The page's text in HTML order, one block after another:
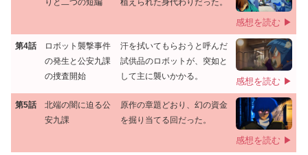
りと二つの短編 植えられた身代わりだった。
感想を読む ▶
第4話
ロボット襲撃事件
の発生と公安九課
の捜査開始
汗を拭いてもらおうと呼んだ
試供品のロボットが、突如と
して主に襲いかかる。
感想を読む ▶
第5話
北端の闇に迫る公
安九課
原作の章題どおり、幻の資金
を掘り当てる回だった。
感想を読む ▶